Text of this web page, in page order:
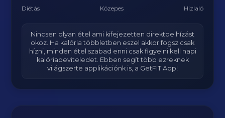
Diétás Közepes Hizlaló
Nincsen olyan étel ami kifejezetten direktbe hízást
okoz. Ha kalória többletben eszel akkor fogsz csak
hízni, minden étel szabad enni csak figyelni kell napi
kalóriabeviteledet. Ebben segít több ezreknek
világszerte applikációnk is, a GetFIT App!